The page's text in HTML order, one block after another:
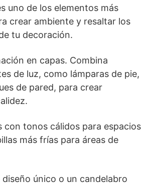
uno de los elementos más
crear ambiente y resaltar los
tu decoración.
en capas. Combina
de luz, como lámparas de pie,
de pared, para crear
con tonos cálidos para espacios
más frías para áreas de
diseño único o un candelabro